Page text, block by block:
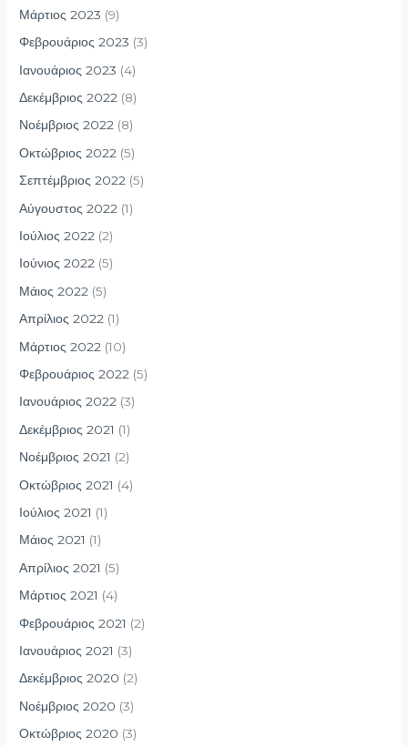
Μάρτιος 2023 (9)
Φεβρουάριος 2023 (3)
Ιανουάριος 2023 (4)
Δεκέμβριος 2022 (8)
Νοέμβριος 2022 (8)
Οκτώβριος 2022 (5)
Σεπτέμβριος 2022 (5)
Αύγουστος 2022 (1)
Ιούλιος 2022 (2)
Ιούνιος 2022 (5)
Μάιος 2022 (5)
Απρίλιος 2022 (1)
Μάρτιος 2022 (10)
Φεβρουάριος 2022 (5)
Ιανουάριος 2022 (3)
Δεκέμβριος 2021 (1)
Νοέμβριος 2021 (2)
Οκτώβριος 2021 (4)
Ιούλιος 2021 (1)
Μάιος 2021 (1)
Απρίλιος 2021 (5)
Μάρτιος 2021 (4)
Φεβρουάριος 2021 (2)
Ιανουάριος 2021 (3)
Δεκέμβριος 2020 (2)
Νοέμβριος 2020 (3)
Οκτώβριος 2020 (3)